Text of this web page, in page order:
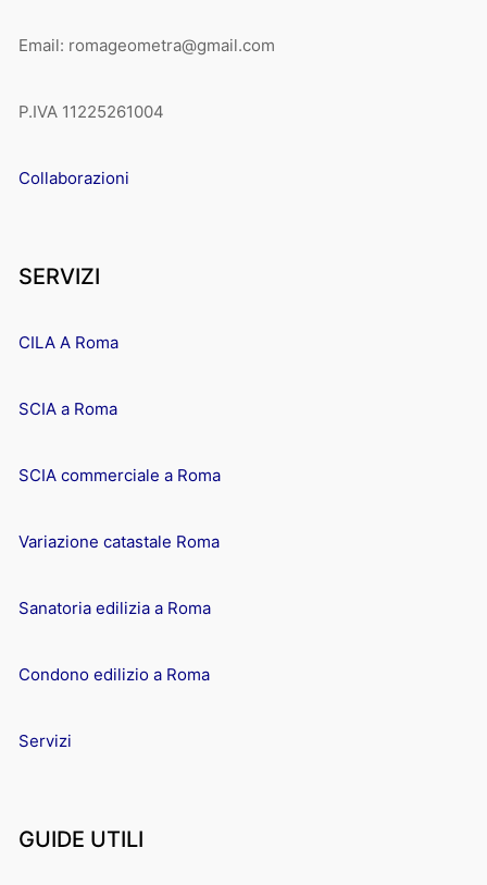
Email: romageometra@gmail.com
P.IVA 11225261004
Collaborazioni
SERVIZI
CILA A Roma
SCIA a Roma
SCIA commerciale a Roma
Variazione catastale Roma
Sanatoria edilizia a Roma
Condono edilizio a Roma
Servizi
GUIDE UTILI